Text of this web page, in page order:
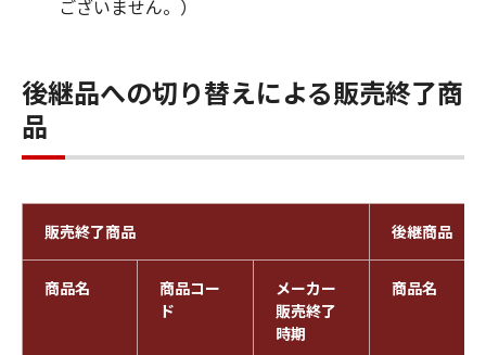
ございません。）
後継品への切り替えによる販売終了商
品
販売終了商品 後継商品
商品名
商品コー
ド
メーカー
販売終了
時期
商品名